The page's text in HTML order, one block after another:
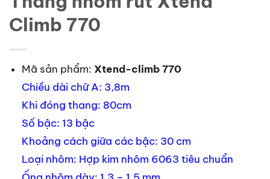
Climb 770
Mã sản phẩm: Xtend-climb 770
Chiều dài chữ A: 3,8m
Khi đóng thang: 80cm
Số bậc: 13 bậc
Khoảng cách giữa các bậc: 30 cm
Loại nhôm: Hợp kim nhôm 6063 tiêu chuẩn